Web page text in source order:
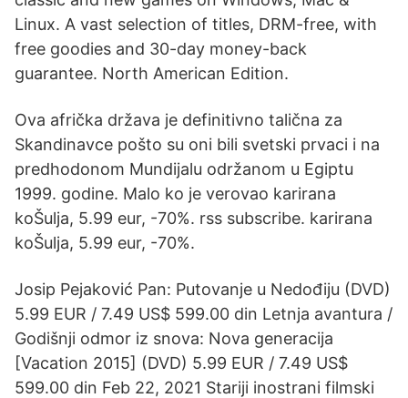
Linux. A vast selection of titles, DRM-free, with
free goodies and 30-day money-back
guarantee. North American Edition.
Ova afrička država je definitivno talična za
Skandinavce pošto su oni bili svetski prvaci i na
predhodonom Mundijalu održanom u Egiptu
1999. godine. Malo ko je verovao karirana
koŠulja, 5.99 eur, -70%. rss subscribe. karirana
koŠulja, 5.99 eur, -70%.
Josip Pejaković Pan: Putovanje u Nedođiju (DVD)
5.99 EUR / 7.49 US$ 599.00 din Letnja avantura /
Godišnji odmor iz snova: Nova generacija
[Vacation 2015] (DVD) 5.99 EUR / 7.49 US$
599.00 din Feb 22, 2021 Stariji inostrani filmski